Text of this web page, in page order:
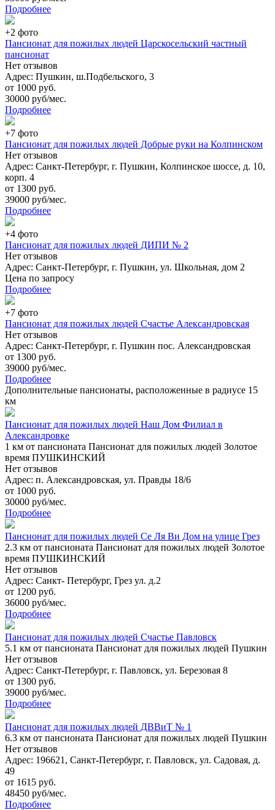
Подробнее
+2 фото
Пансионат для пожилых людей Царскосельский частный
пансионат
Нет отзывов
Адрес: Пушкин, ш.Подбельского, 3
от 1000 руб.
30000 руб/мес.
Подробнее
+7 фото
Пансионат для пожилых людей Добрые руки на Колпинском
Нет отзывов
Адрес: Санкт-Петербург, г. Пушкин, Колпинское шоссе, д. 10,
корп. 4
от 1300 руб.
39000 руб/мес.
Подробнее
+4 фото
Пансионат для пожилых людей ДИПИ № 2
Нет отзывов
Адрес: Санкт-Петербург, г. Пушкин, ул. Школьная, дом 2
Цена по запросу
Подробнее
+7 фото
Пансионат для пожилых людей Счастье Александровская
Нет отзывов
Адрес: Санкт-Петербург, г. Пушкин пос. Александровская
от 1300 руб.
39000 руб/мес.
Подробнее
Дополнительные пансионаты, расположенные в радиусе 15
км
Пансионат для пожилых людей Наш Дом Филиал в
Александровке
1 км от пансионата Пансионат для пожилых людей Золотое
время ПУШКИНСКИЙ
Нет отзывов
Адрес: п. Александровская, ул. Правды 18/6
от 1000 руб.
30000 руб/мес.
Подробнее
Пансионат для пожилых людей Се Ля Ви Дом на улице Грез
2.3 км от пансионата Пансионат для пожилых людей Золотое
время ПУШКИНСКИЙ
Нет отзывов
Адрес: Санкт- Петербург, Грез ул. д.2
от 1200 руб.
36000 руб/мес.
Подробнее
Пансионат для пожилых людей Счастье Павловск
5.1 км от пансионата Пансионат для пожилых людей Пушкин
Нет отзывов
Адрес: Санкт-Петербург, г. Павловск, ул. Березовая 8
от 1300 руб.
39000 руб/мес.
Подробнее
Пансионат для пожилых людей ДВВиТ № 1
6.3 км от пансионата Пансионат для пожилых людей Пушкин
Нет отзывов
Адрес: 196621, Санкт-Петербург, г. Павловск, ул. Садовая, д.
49
от 1615 руб.
48450 руб/мес.
Подробнее